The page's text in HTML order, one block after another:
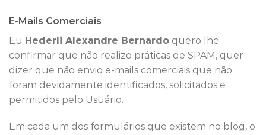
E-Mails Comerciais
Eu Hederli Alexandre Bernardo quero lhe
confirmar que não realizo práticas de SPAM, quer
dizer que não envio e-mails comerciais que não
foram devidamente identificados, solicitados e
permitidos pelo Usuário.
Em cada um dos formulários que existem no blog, o